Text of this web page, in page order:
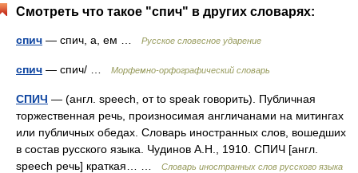
Смотреть что такое "спич" в других словарях:
спич — спич, а, ем … Русское словесное ударение
спич — спич/ … Морфемно-орфографический словарь
СПИЧ — (англ. speech, от to speak говорить). Публичная
торжественная речь, произносимая англичанами на митингах
или публичных обедах. Словарь иностранных слов, вошедших
в состав русского языка. Чудинов А.Н., 1910. СПИЧ [англ.
speech речь] краткая… …
Словарь иностранных слов русского языка